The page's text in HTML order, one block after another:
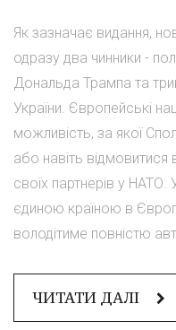
Як зазначає видання,
одразу два чинники -
Дональда Трампа та
України. Європейські
можливість, за якої
або навіть відмовитися
своїх партнерів у НАТО.
єдиною країною в
володітиме повністю
ЧИТАТИ ДАЛІ